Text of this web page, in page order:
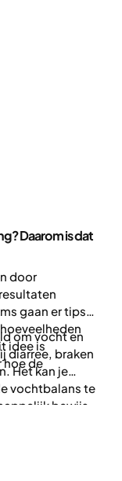
en
terwijl
bloedsuiker
we uit hoe
wat de
Daarom is dat
door
gaan er tips
idee is
hoe de
om vocht en
diarree, braken
Het kan je
vochtbalans te
bewijs